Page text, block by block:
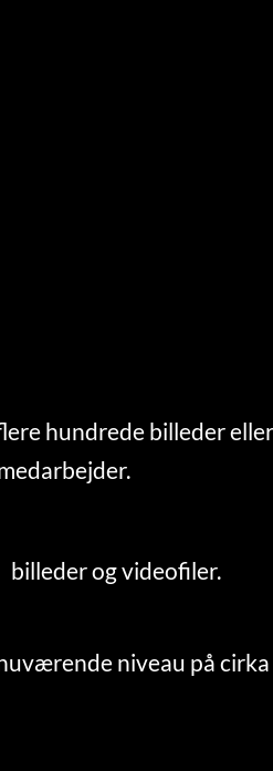
hundrede billeder
billeder og videofiler.
niveau på